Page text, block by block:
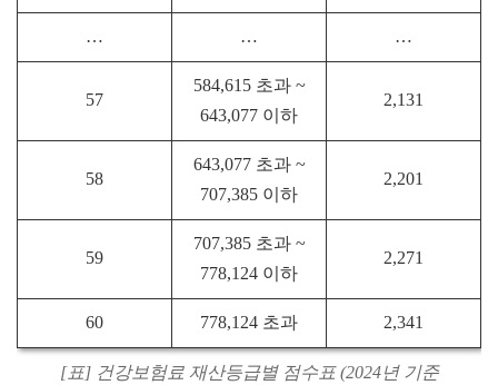
… … …
57
584,615 초과 ~
643,077 이하
2,131
58
643,077 초과 ~
707,385 이하
2,201
59
707,385 초과 ~
778,124 이하
2,271
60 778,124 초과 2,341
[표] 건강보험료 재산등급별 점수표 (2024년 기준